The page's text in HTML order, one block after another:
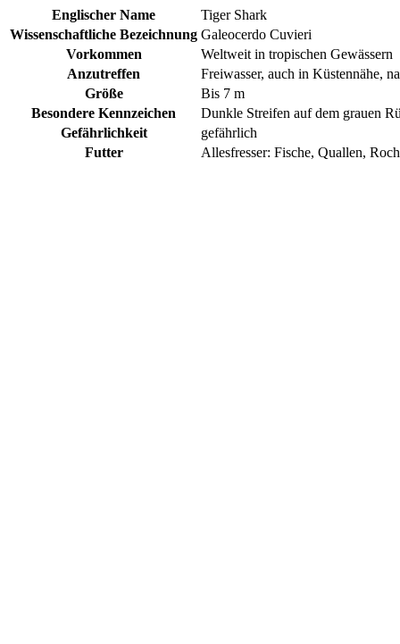
Englischer Name
Tiger Shark
Wissenschaftliche Bezeichnung Galeocerdo Cuvieri
Vorkommen
Weltweit in tropischen Gewässern
Anzutreffen
Freiwasser, auch in Küstennähe,
Größe
Bis 7 m
Besondere Kennzeichen
Dunkle Streifen auf dem grauen
Gefährlichkeit
gefährlich
Futter
Allesfresser: Fische, Quallen,